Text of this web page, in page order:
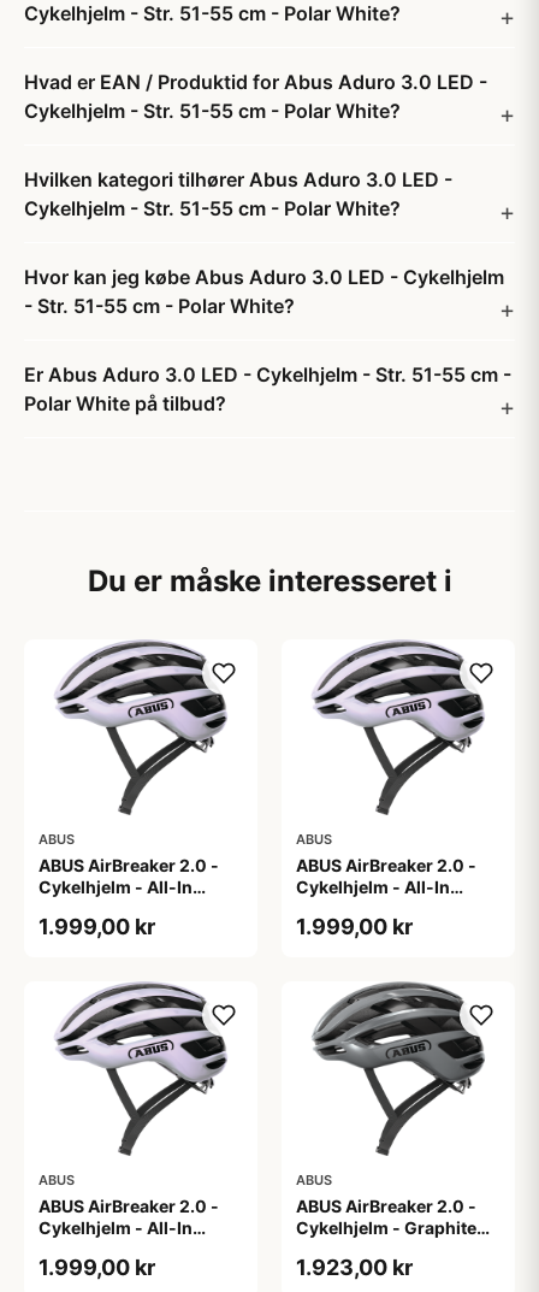
Cykelhjelm - Str. 51-55 cm - Polar White?
Hvad er EAN / Produktid for Abus Aduro 3.0 LED -
Cykelhjelm - Str. 51-55 cm - Polar White?
Hvilken kategori tilhører Abus Aduro 3.0 LED -
Cykelhjelm - Str. 51-55 cm - Polar White?
Hvor kan jeg købe Abus Aduro 3.0 LED - Cykelhjelm
- Str. 51-55 cm - Polar White?
Er Abus Aduro 3.0 LED - Cykelhjelm - Str. 51-55 cm -
Polar White på tilbud?
Du er måske interesseret i
ABUS
ABUS AirBreaker 2.0 -
Cykelhjelm - All-In
1.999,00 kr
ABUS
ABUS AirBreaker 2.0 -
Cykelhjelm - All-In
1.999,00 kr
ABUS
ABUS AirBreaker 2.0 -
Cykelhjelm - All-In
1.999,00 kr
ABUS
ABUS AirBreaker 2.0 -
Cykelhjelm - Graphite
1.923,00 kr